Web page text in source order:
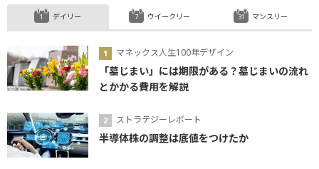
デイリー
マネックス人生100年デザイン
「墓じまい」には期限がある？墓じまいの流れ
とかかる費用を解説
ストラテジーレポート
半導体株の調整は底値をつけたか
ウイークリー マンスリー